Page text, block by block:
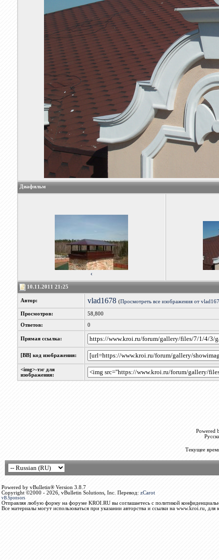
Диафильм
‹
10.11.2011 21:25
Автор: vlad1678 (Просмотреть все изображения от
Просмотров: 58,800
Ответов: 0
Прямая ссылка:
[BB] код изображения:
<img>-тэг для
изображения:
Powered
Текущее
Powered by vBulletin® Version 3.8.7
Copyright ©2000 - 2026, vBulletin Solutions, Inc. Перевод: zCarot
vB.Sponsors
Отправляя любую форму на форуме KROI.RU вы соглашаетесь с политикой
Все материалы могут использоваться при указании авторства и ссылки на www.kroi.ru, для